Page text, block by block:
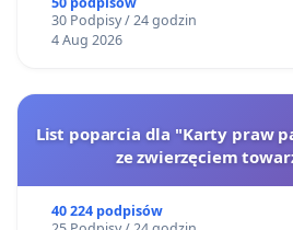
30 Podpisy / 24 godzin
4 Aug 2026
List poparcia dla "Karty praw
ze zwierzęciem
40 224 podpisów